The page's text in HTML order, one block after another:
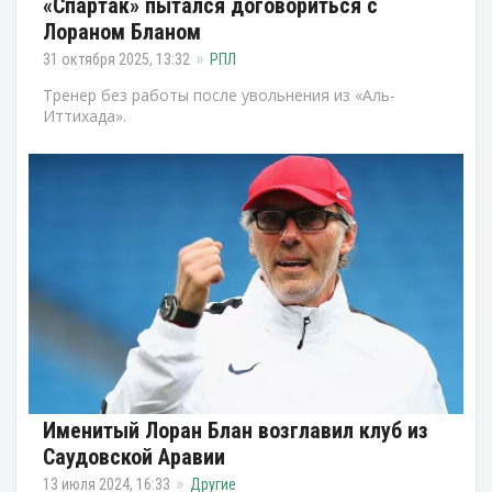
Лораном Бланом
31 октября 2025, 13:32 РПЛ
Тренер без работы после увольнения из «Аль-
Иттихада».
Именитый Лоран Блан возглавил клуб из
Саудовской Аравии
13 июля 2024, 16:33 Другие